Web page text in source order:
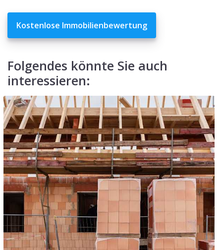
Kostenlose Immobilienbewertung
Folgendes könnte Sie auch
interessieren: